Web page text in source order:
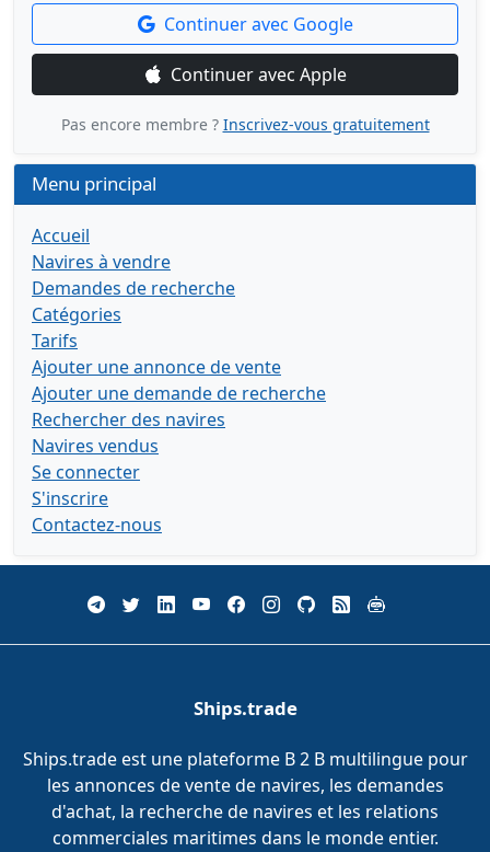
Continuer avec Google
Continuer avec Apple
Pas encore membre ? Inscrivez-vous gratuitement
Menu principal
Accueil
Navires à vendre
Demandes de recherche
Catégories
Tarifs
Ajouter une annonce de vente
Ajouter une demande de recherche
Rechercher des navires
Navires vendus
Se connecter
S'inscrire
Contactez-nous
Ships.trade
Ships.trade est une plateforme B 2 B multilingue pour
les annonces de vente de navires, les demandes
d'achat, la recherche de navires et les relations
commerciales maritimes dans le monde entier.